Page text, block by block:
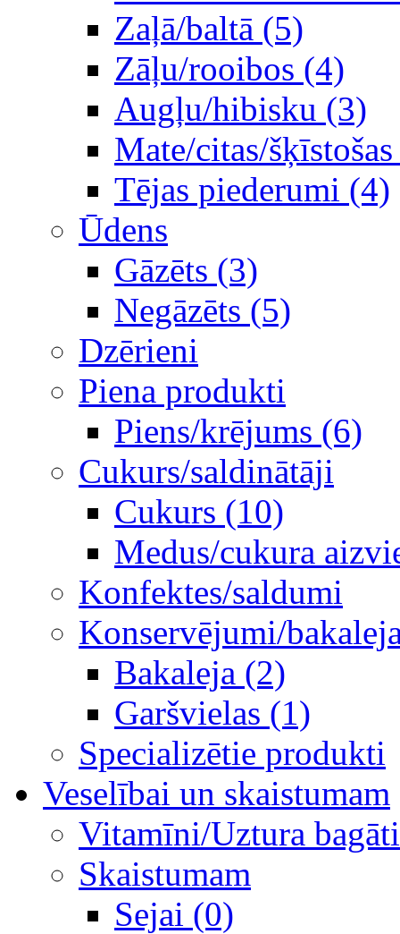
Zaļā/baltā (5)
Zāļu/rooibos (4)
Augļu/hibisku (3)
Mate/citas/
Tējas piederumi (4)
Ūdens
Gāzēts (3)
Negāzēts (5)
Dzērieni
Piena produkti
Piens/krējums (6)
Cukurs/saldinātāji
Cukurs (10)
Medus/cukura
Konfektes/saldumi
Konservējumi/
Bakaleja (2)
Garšvielas (1)
Specializētie produkti
Veselībai un skaistumam
Vitamīni/Uztura
Skaistumam
Sejai (0)